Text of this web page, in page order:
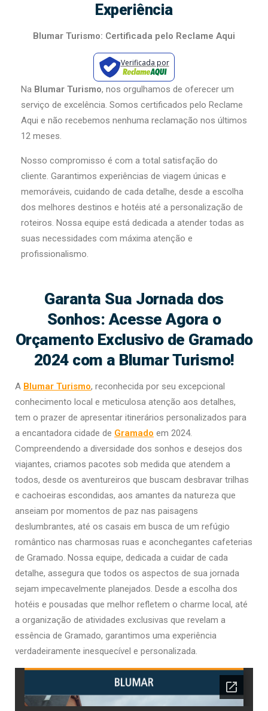
Experiência
Blumar Turismo: Certificada pelo Reclame Aqui
Verificada por
Na Blumar Turismo, nos orgulhamos de oferecer um
serviço de excelência. Somos certificados pelo Reclame
Aqui e não recebemos nenhuma reclamação nos últimos
12 meses.
Nosso compromisso é com a total satisfação do
cliente. Garantimos experiências de viagem únicas e
memoráveis, cuidando de cada detalhe, desde a escolha
dos melhores destinos e hotéis até a personalização de
roteiros. Nossa equipe está dedicada a atender todas as
suas necessidades com máxima atenção e
profissionalismo.
Garanta Sua Jornada dos
Sonhos: Acesse Agora o
Orçamento Exclusivo de Gramado
2024 com a Blumar Turismo!
A Blumar Turismo, reconhecida por seu excepcional
conhecimento local e meticulosa atenção aos detalhes,
tem o prazer de apresentar itinerários personalizados para
a encantadora cidade de Gramado em 2024.
Compreendendo a diversidade dos sonhos e desejos dos
viajantes, criamos pacotes sob medida que atendem a
todos, desde os aventureiros que buscam desbravar trilhas
e cachoeiras escondidas, aos amantes da natureza que
anseiam por momentos de paz nas paisagens
deslumbrantes, até os casais em busca de um refúgio
romântico nas charmosas ruas e aconchegantes cafeterias
de Gramado. Nossa equipe, dedicada a cuidar de cada
detalhe, assegura que todos os aspectos de sua jornada
sejam impecavelmente planejados. Desde a escolha dos
hotéis e pousadas que melhor refletem o charme local, até
a organização de atividades exclusivas que revelam a
essência de Gramado, garantimos uma experiência
verdadeiramente inesquecível e personalizada.